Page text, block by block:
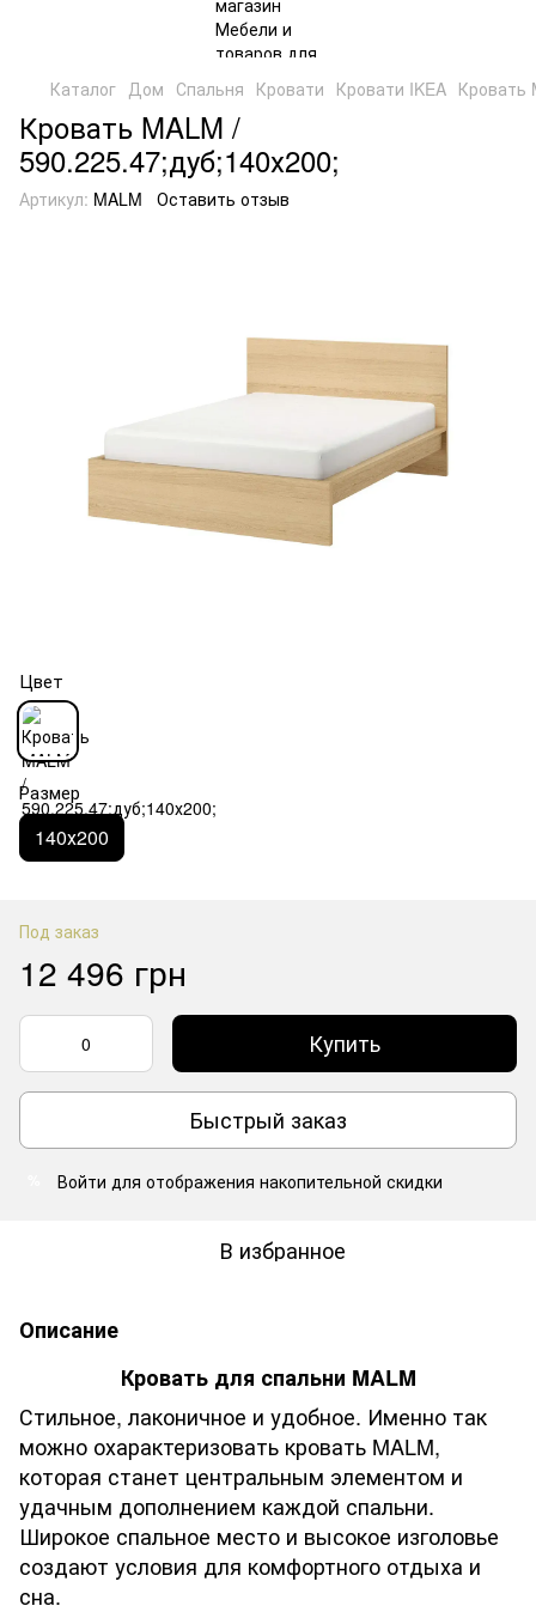
Каталог Дом Спальня Кровати Кровати IKEA Кровать
Кровать MALM /
590.225.47;дуб;140х200;
Артикул: MALM Оставить отзыв
Цвет
Размер
140х200
Под заказ
12 496 грн
Купить
Быстрый заказ
Войти для отображения накопительной скидки
В избранное
Описание
Кровать для спальни MALM
Стильное, лаконичное и удобное. Именно так
можно охарактеризовать кровать MALM,
которая станет центральным элементом и
удачным дополнением каждой спальни.
Широкое спальное место и высокое изголовье
создают условия для комфортного отдыха и
сна.